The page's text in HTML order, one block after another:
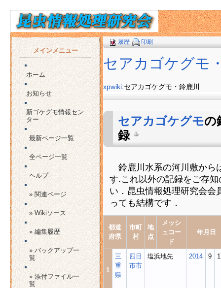
メインメニュー
ホーム
お知らせ
新ゴケグモ情報セン
ター
最新ページ一覧
全ページ一覧
ヘルプ
» 関連ページ
» Wikiソース
» 編集履歴
» バックアップ一
覧
» 添付ファイル一
覧
履歴 印刷
セアカゴケグモ
xpwiki:セアカゴケグモ・鈴鹿川
セアカゴケグモの
録
鈴鹿川水系の河川敷から
す.これ以外の記録をご存
い．昆虫情報処理研究会会
っても結構です．
都道
府県
市町
村
地
点
メッシ
ュコー
ド
年月日
1
三
重
県
四日
市市
塩浜地先 2014 9